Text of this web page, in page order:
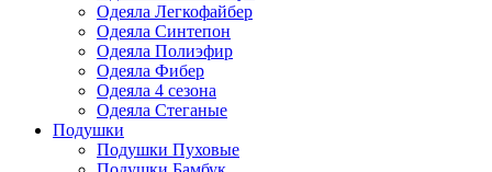
Одеяла Легкофайбер
Одеяла Синтепон
Одеяла Полиэфир
Одеяла Фибер
Одеяла 4 сезона
Одеяла Стеганые
Подушки
Подушки Пуховые